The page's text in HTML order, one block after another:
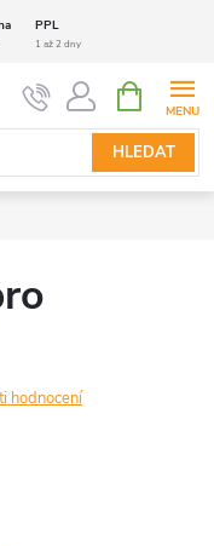
PPL
1 až 2 dny
HLEDAT
NÁKUPNÍ
KOŠÍK
hodnocení